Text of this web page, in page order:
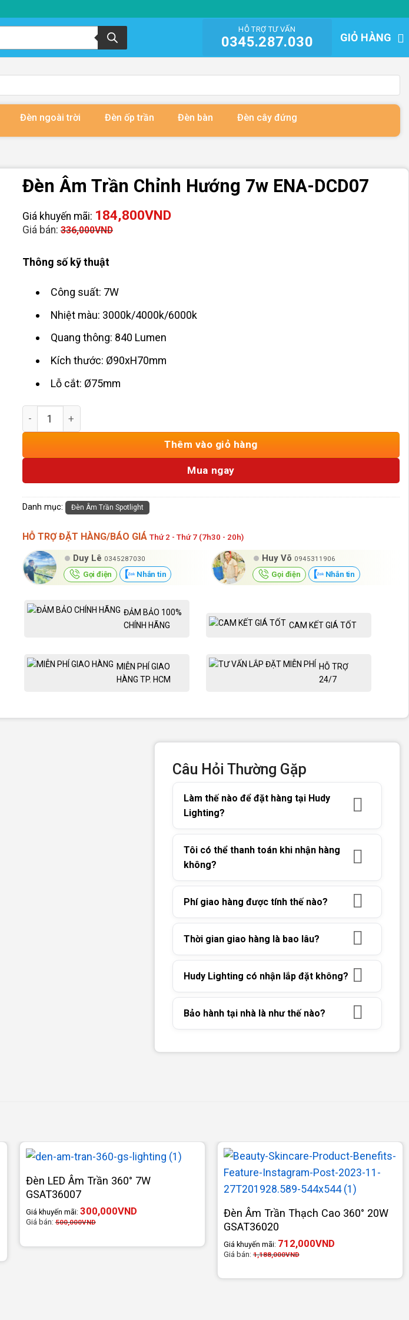
HỖ TRỢ TƯ VẤN
0345.287.030 GIỎ HÀNG
Đèn ngoài trời Đèn ốp trần Đèn bàn Đèn cây đứng
Đèn Âm Trần Chỉnh Hướng 7w ENA-DCD07
Giá khuyến mãi: 184,800VND
Giá bán: 336,000VND
Thông số kỹ thuật
Công suất: 7W
Nhiệt màu: 3000k/4000k/6000k
Quang thông: 840 Lumen
Kích thước: Ø90xH70mm
Lỗ cắt: Ø75mm
Đèn Âm Trần Chỉnh Hướng 7w ENA-DCD07 số lượng
Thêm vào giỏ hàng
Mua ngay
Danh mục: Đèn Âm Trần Spotlight
HỖ TRỢ ĐẶT HÀNG/BÁO GIÁ Thứ 2 - Thứ 7 (7h30 - 20h)
Duy Lê 0345287030
Gọi điện Nhắn tin
Huy Võ 0945311906
Gọi điện Nhắn tin
ĐẢM BẢO 100%
CHÍNH HÃNG
CAM KẾT GIÁ TỐT
MIỄN PHÍ GIAO
HÀNG TP. HCM
HỖ TRỢ
24/7
Câu Hỏi Thường Gặp
Làm thế nào để đặt hàng tại Hudy
Lighting?
Tôi có thể thanh toán khi nhận hàng
không?
Phí giao hàng được tính thế nào?
Thời gian giao hàng là bao lâu?
Hudy Lighting có nhận lắp đặt không?
Bảo hành tại nhà là như thế nào?
Đèn LED Âm Trần 360° 7W
GSAT36007
Giá khuyến mãi: 300,000VND
Giá bán:500,000VND
Đèn Âm Trần Thạch Cao 360° 20W
GSAT36020
Giá khuyến mãi: 712,000VND
Giá bán:1,188,000VND